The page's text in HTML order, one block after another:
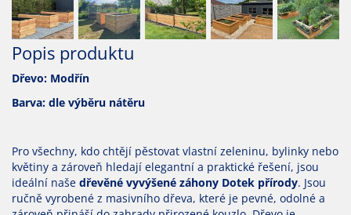
Popis produktu
Dřevo: Modřín
Barva: dle výběru nátěru
Pro všechny, kdo chtějí pěstovat vlastní zeleninu, bylinky nebo
květiny a zároveň hledají elegantní a praktické řešení, jsou
ideální naše dřevěné vyvýšené záhony Dotek přírody. Jsou
ručně vyrobené z masivního dřeva, které je pevné, odolné a